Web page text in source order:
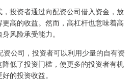
投资者通过向配资公司借入资金，放
高的收益。然而，高杠杆也意味着高
风险承受能力。
公司，投资者可以利用少量的自有资
低了投资门槛，使更多的投资者有机
的投资收益。